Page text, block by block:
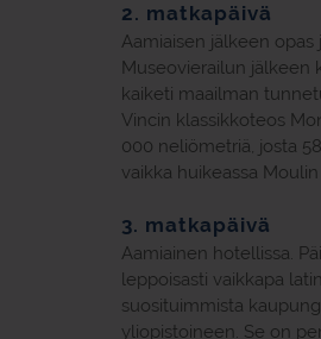
2. matkapäivä
Aamiaisen jälkeen
Museovierailun jälkeen
kaiketi maailman
Vincin klassikkoteos
000 neliömetriä, josta
vaikka huikeassa
3. matkapäivä
Aamiainen hotellissa.
leppoisasti vaikkapa
suosituimmista
yliopistoineen. Se on